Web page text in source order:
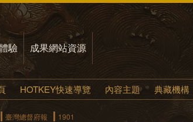
驗 成果網站資源
HOTKEY快速導覽 內容主題 典藏機構
臺灣總督府報
1901